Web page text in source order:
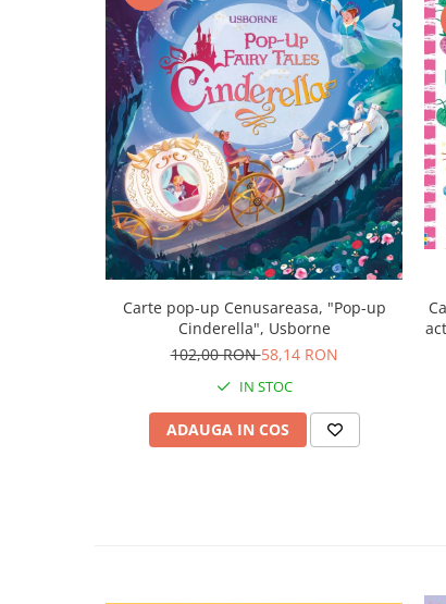
Carte pop-up Cenusareasa, "Pop-up
Cinderella", Usborne
102,00 RON58,14 RON
IN STOC
ADAUGA IN COS